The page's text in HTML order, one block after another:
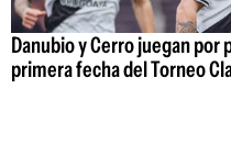
Danubio y Cerro juegan
primera fecha del Torneo